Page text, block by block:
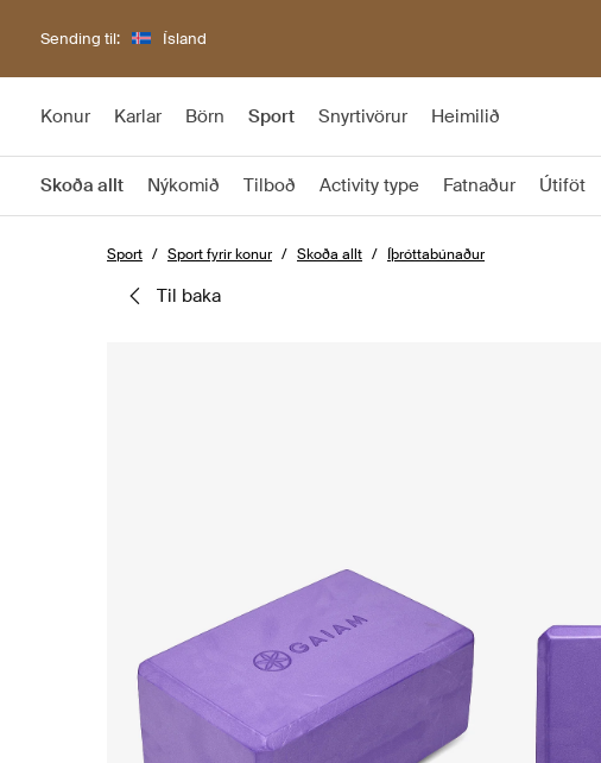
Sending til: Ísland
Konur Karlar Börn Sport Snyrtivörur Heimilið
Skoða allt Nýkomið Tilboð Activity type Fatnaður Útiföt
Sport Sport fyrir konur Skoða allt Íþróttabúnaður
til baka